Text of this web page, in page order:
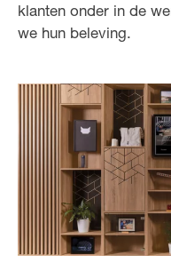
klanten onder in de
we hun beleving.